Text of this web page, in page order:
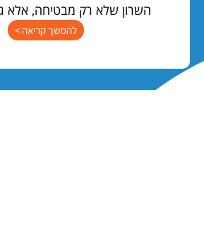
השרון שלא רק מבטיחה, אלא
להמשך קריאה >